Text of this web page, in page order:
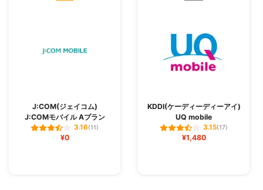
J:COM(ジェイコム)
J:COMモバイル Aプラン
3.16(11)
¥0
KDDI(ケーディーディーアイ)
UQ mobile
3.15(17)
¥1,480